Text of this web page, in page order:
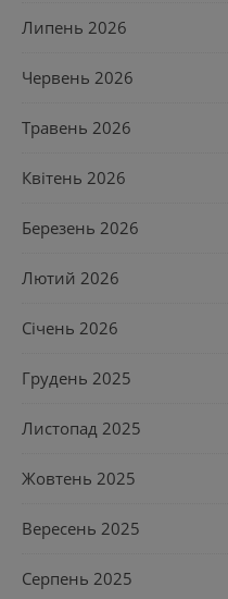
Липень 2026
Червень 2026
Травень 2026
Квітень 2026
Березень 2026
Лютий 2026
Січень 2026
Грудень 2025
Листопад 2025
Жовтень 2025
Вересень 2025
Серпень 2025